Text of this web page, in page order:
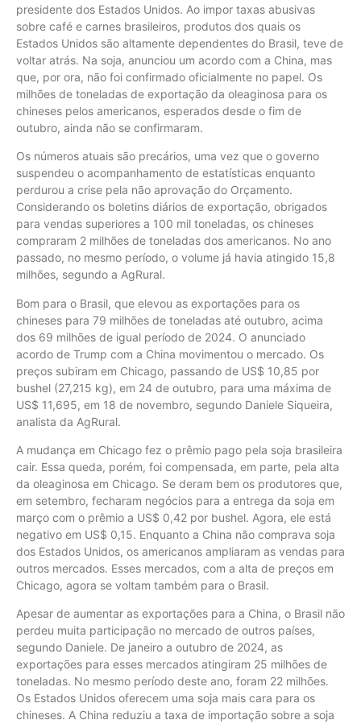
presidente dos Estados Unidos. Ao impor taxas abusivas
sobre café e carnes brasileiros, produtos dos quais os
Estados Unidos são altamente dependentes do Brasil, teve de
voltar atrás. Na soja, anunciou um acordo com a China, mas
que, por ora, não foi confirmado oficialmente no papel. Os
milhões de toneladas de exportação da oleaginosa para os
chineses pelos americanos, esperados desde o fim de
outubro, ainda não se confirmaram.
Os números atuais são precários, uma vez que o governo
suspendeu o acompanhamento de estatísticas enquanto
perdurou a crise pela não aprovação do Orçamento.
Considerando os boletins diários de exportação, obrigados
para vendas superiores a 100 mil toneladas, os chineses
compraram 2 milhões de toneladas dos americanos. No ano
passado, no mesmo período, o volume já havia atingido 15,8
milhões, segundo a AgRural.
Bom para o Brasil, que elevou as exportações para os
chineses para 79 milhões de toneladas até outubro, acima
dos 69 milhões de igual período de 2024. O anunciado
acordo de Trump com a China movimentou o mercado. Os
preços subiram em Chicago, passando de US$ 10,85 por
bushel (27,215 kg), em 24 de outubro, para uma máxima de
US$ 11,695, em 18 de novembro, segundo Daniele Siqueira,
analista da AgRural.
A mudança em Chicago fez o prêmio pago pela soja brasileira
cair. Essa queda, porém, foi compensada, em parte, pela alta
da oleaginosa em Chicago. Se deram bem os produtores que,
em setembro, fecharam negócios para a entrega da soja em
março com o prêmio a US$ 0,42 por bushel. Agora, ele está
negativo em US$ 0,15. Enquanto a China não comprava soja
dos Estados Unidos, os americanos ampliaram as vendas para
outros mercados. Esses mercados, com a alta de preços em
Chicago, agora se voltam também para o Brasil.
Apesar de aumentar as exportações para a China, o Brasil não
perdeu muita participação no mercado de outros países,
segundo Daniele. De janeiro a outubro de 2024, as
exportações para esses mercados atingiram 25 milhões de
toneladas. No mesmo período deste ano, foram 22 milhões.
Os Estados Unidos oferecem uma soja mais cara para os
chineses. A China reduziu a taxa de importação sobre a soja